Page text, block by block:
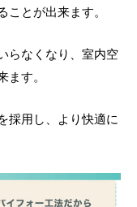
ことが出来ます。
らなくなり、室内空
ます。
採用し、より快適に